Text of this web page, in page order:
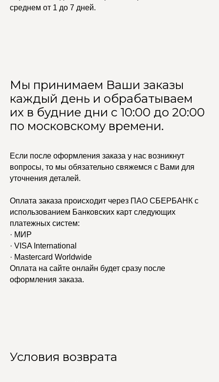
среднем от 1 до 7 дней.
Мы принимаем Ваши заказы
каждый день и обрабатываем
их в будние дни с 10:00 до 20:00
по московскому времени.
Если после оформления заказа у нас возникнут
вопросы, то мы обязательно свяжемся с Вами для
уточнения деталей.
Оплата заказа происходит через ПАО СБЕРБАНК с
использованием Банковских карт следующих
платежных систем:
· МИР
· VISA International
· Mastercard Worldwide
Оплата на сайте онлайн будет сразу после
оформления заказа.
Условия возврата